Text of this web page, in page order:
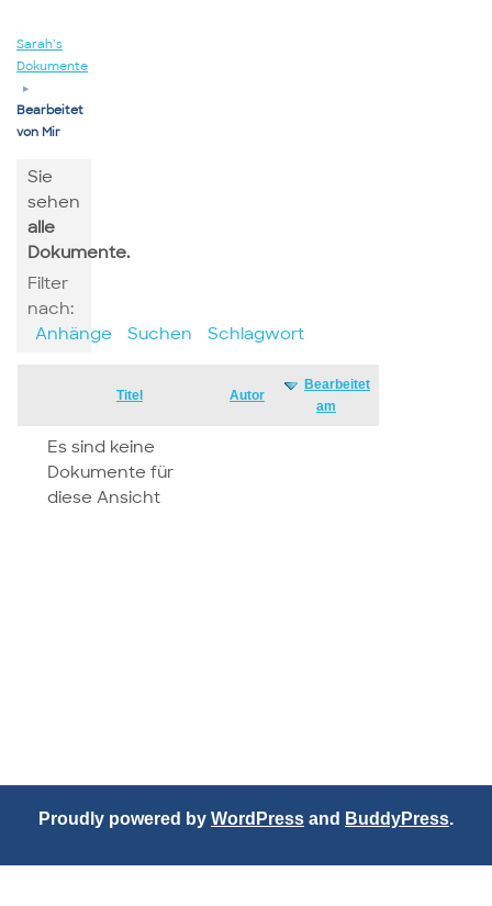
Sarah’s
Dokumente
▸
Bearbeitet
von Mir
Sie
sehen
alle
Dokumente.
Filter
nach:
Anhänge
Suchen Schlagwort
Titel Autor
Bearbeitet
am
Es sind keine
Dokumente für
diese Ansicht
Proudly powered by WordPress and BuddyPress.